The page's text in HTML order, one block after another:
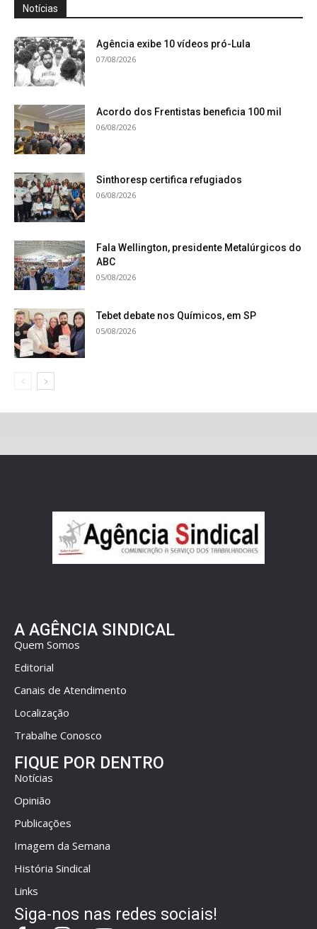
Notícias
Agência exibe 10 vídeos pró-Lula
07/08/2026
Acordo dos Frentistas beneficia 100 mil
06/08/2026
Sinthoresp certifica refugiados
06/08/2026
Fala Wellington, presidente Metalúrgicos do
ABC
05/08/2026
Tebet debate nos Químicos, em SP
05/08/2026
A AGÊNCIA SINDICAL
Quem Somos
Editorial
Canais de Atendimento
Localização
Trabalhe Conosco
FIQUE POR DENTRO
Notícias
Opinião
Publicações
Imagem da Semana
História Sindical
Links
Siga-nos nas redes sociais!